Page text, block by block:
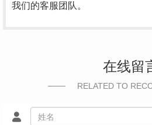
我们的客服团队。
在线留
RELATED TO